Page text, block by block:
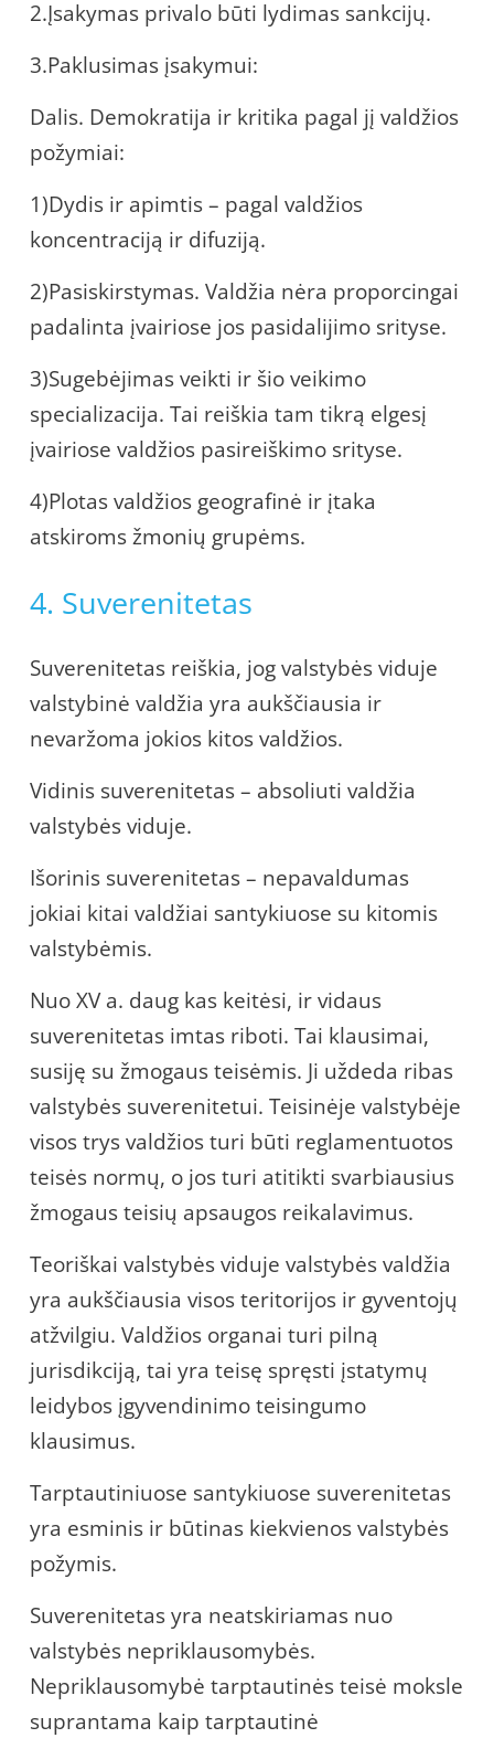
2.Įsakymas privalo būti lydimas sankcijų.
3.Paklusimas įsakymui:
Dalis. Demokratija ir kritika pagal jį valdžios
požymiai:
1)Dydis ir apimtis – pagal valdžios
koncentraciją ir difuziją.
2)Pasiskirstymas. Valdžia nėra proporcingai
padalinta įvairiose jos pasidalijimo srityse.
3)Sugebėjimas veikti ir šio veikimo
specializacija. Tai reiškia tam tikrą elgesį
įvairiose valdžios pasireiškimo srityse.
4)Plotas valdžios geografinė ir įtaka
atskiroms žmonių grupėms.
4. Suverenitetas
Suverenitetas reiškia, jog valstybės viduje
valstybinė valdžia yra aukščiausia ir
nevaržoma jokios kitos valdžios.
Vidinis suverenitetas – absoliuti valdžia
valstybės viduje.
Išorinis suverenitetas – nepavaldumas
jokiai kitai valdžiai santykiuose su kitomis
valstybėmis.
Nuo XV a. daug kas keitėsi, ir vidaus
suverenitetas imtas riboti. Tai klausimai,
susiję su žmogaus teisėmis. Ji uždeda ribas
valstybės suverenitetui. Teisinėje valstybėje
visos trys valdžios turi būti reglamentuotos
teisės normų, o jos turi atitikti svarbiausius
žmogaus teisių apsaugos reikalavimus.
Teoriškai valstybės viduje valstybės valdžia
yra aukščiausia visos teritorijos ir gyventojų
atžvilgiu. Valdžios organai turi pilną
jurisdikciją, tai yra teisę spręsti įstatymų
leidybos įgyvendinimo teisingumo
klausimus.
Tarptautiniuose santykiuose suverenitetas
yra esminis ir būtinas kiekvienos valstybės
požymis.
Suverenitetas yra neatskiriamas nuo
valstybės nepriklausomybės.
Nepriklausomybė tarptautinės teisė moksle
suprantama kaip tarptautinė